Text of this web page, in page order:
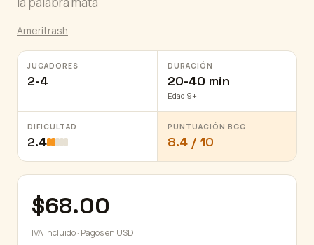
Ameritrash
JUGADORES
2-4
DURACIÓN
20-40 min
Edad 9+
DIFICULTAD
2.4
PUNTUACIÓN BGG
8.4 / 10
$68.00
IVA incluido · Pagos en USD